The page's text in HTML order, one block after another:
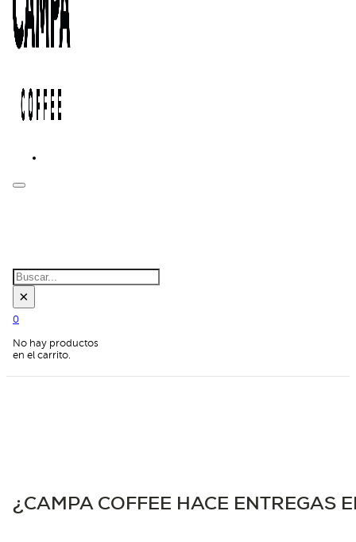
Buscar
×
0
No hay productos
en el carrito.
¿CAMPA COFFEE HACE ENTREGAS